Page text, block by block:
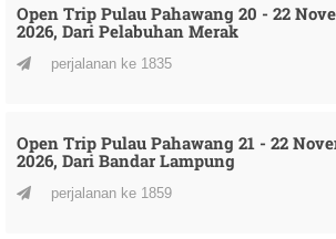
Open Trip Pulau Pahawang 20 - 22
2026, Dari Pelabuhan Merak
perjalanan ke 1835
Open Trip Pulau Pahawang 21 - 22
2026, Dari Bandar Lampung
perjalanan ke 1859